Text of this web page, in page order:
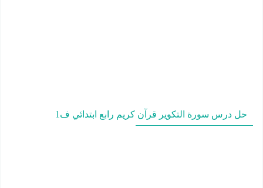
حل درس سورة التكوير قرآن كريم رابع ابتدائي ف1